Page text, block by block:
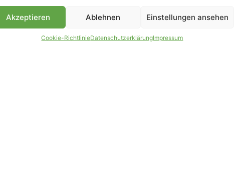
Akzeptieren Ablehnen Einstellungen ansehen
Cookie-RichtlinieDatenschutzerklärungImpressum